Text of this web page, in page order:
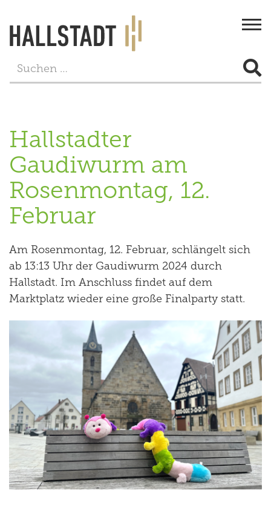
LEBEN
FREIZEIT
TOURISMUS
WIRTSCHAFT
Hallstadter
Gaudiwurm am
Rosenmontag, 12.
Februar
Am Rosenmontag, 12. Februar, schlängelt sich
ab 13:13 Uhr der Gaudiwurm 2024 durch
Hallstadt. Im Anschluss findet auf dem
Marktplatz wieder eine große Finalparty statt.